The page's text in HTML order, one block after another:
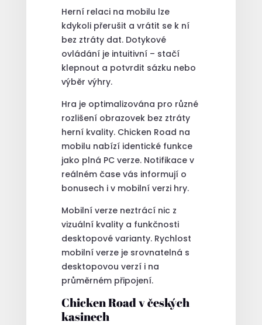
Herní relaci na mobilu lze
kdykoli přerušit a vrátit se k ní
bez ztráty dat. Dotykové
ovládání je intuitivní – stačí
klepnout a potvrdit sázku nebo
výběr výhry.
Hra je optimalizována pro různé
rozlišení obrazovek bez ztráty
herní kvality. Chicken Road na
mobilu nabízí identické funkce
jako plná PC verze. Notifikace v
reálném čase vás informují o
bonusech i v mobilní verzi hry.
Mobilní verze neztrácí nic z
vizuální kvality a funkčnosti
desktopové varianty. Rychlost
mobilní verze je srovnatelná s
desktopovou verzí i na
průměrném připojení.
Chicken Road v českých
kasinech